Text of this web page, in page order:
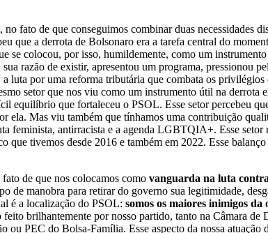
fato de que conseguimos combinar duas necessidades
que a derrota de Bolsonaro era a tarefa central do
se colocou, por isso, humildemente, como um
razão de existir, apresentou um programa, pressionou
luta por uma reforma tributária que combata os
setor que nos viu como um instrumento útil na derrota
que fortaleceu o PSOL. Esse setor percebeu
ela. Mas viu também que tínhamos uma contribuição
feminista, antirracista e a agenda LGBTQIA+. Esse
que tivemos desde 2016 e também em 2022. Esse
de que nos colocamos como vanguarda na luta
manobra para retirar do governo sua legitimidade,
é a localização do PSOL: somos os maiores inimigos da
brilhantemente por nosso partido, tanto na Câmara de
PEC do Bolsa-Família. Esse aspecto da nossa atuação